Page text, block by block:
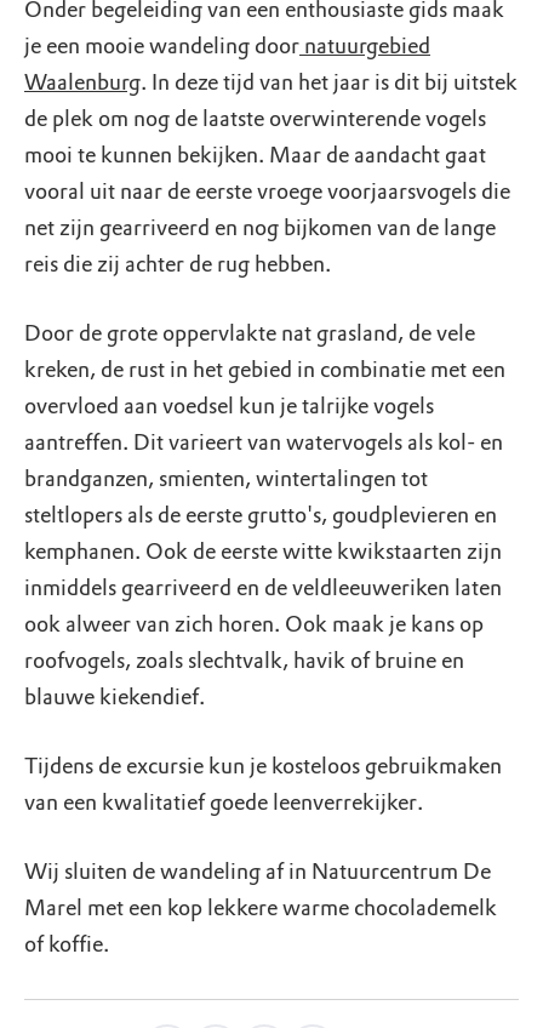
Onder begeleiding van een enthousiaste gids maak
je een mooie wandeling door natuurgebied
Waalenburg. In deze tijd van het jaar is dit bij uitstek
de plek om nog de laatste overwinterende vogels
mooi te kunnen bekijken. Maar de aandacht gaat
vooral uit naar de eerste vroege voorjaarsvogels die
net zijn gearriveerd en nog bijkomen van de lange
reis die zij achter de rug hebben.
Door de grote oppervlakte nat grasland, de vele
kreken, de rust in het gebied in combinatie met een
overvloed aan voedsel kun je talrijke vogels
aantreffen. Dit varieert van watervogels als kol- en
brandganzen, smienten, wintertalingen tot
steltlopers als de eerste grutto's, goudplevieren en
kemphanen. Ook de eerste witte kwikstaarten zijn
inmiddels gearriveerd en de veldleeuweriken laten
ook alweer van zich horen. Ook maak je kans op
roofvogels, zoals slechtvalk, havik of bruine en
blauwe kiekendief.
Tijdens de excursie kun je kosteloos gebruikmaken
van een kwalitatief goede leenverrekijker.
Wij sluiten de wandeling af in Natuurcentrum De
Marel met een kop lekkere warme chocolademelk
of koffie.